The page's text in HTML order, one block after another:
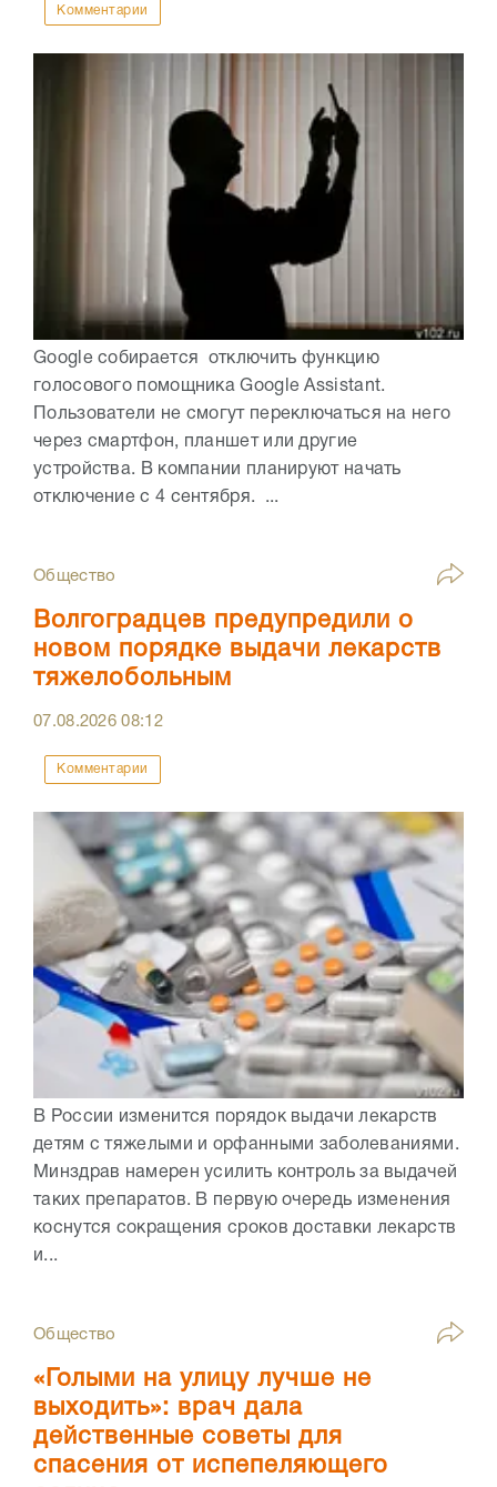
Комментарии
Google собирается отключить функцию
голосового помощника Google Assistant.
Пользователи не смогут переключаться на него
через смартфон, планшет или другие
устройства. В компании планируют начать
отключение с 4 сентября. ...
Общество
Волгоградцев предупредили о
новом порядке выдачи лекарств
тяжелобольным
07.08.202608:12
Комментарии
В России изменится порядок выдачи лекарств
детям с тяжелыми и орфанными заболеваниями.
Минздрав намерен усилить контроль за выдачей
таких препаратов. В первую очередь изменения
коснутся сокращения сроков доставки лекарств
и...
Общество
«Голыми на улицу лучше не
выходить»: врач дала
действенные советы для
спасения от испепеляющего